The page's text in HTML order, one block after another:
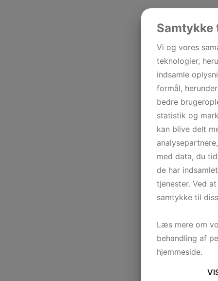
Vi og vores
teknologier,
indsamle
formål,
bedre
statistik og
kan blive delt
med data, du
de har
tjenester. Ved
samtykke til
Læs mere om
behandling af
hjemmeside.